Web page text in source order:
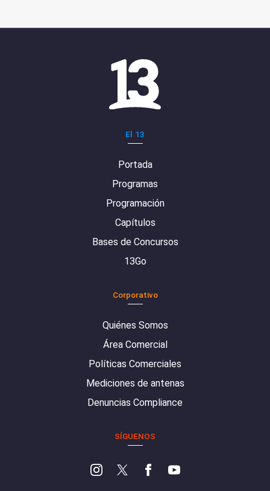
El 13
Portada
Programas
Programación
Capítulos
Bases de Concursos
13Go
Corporativo
Quiénes Somos
Área Comercial
Políticas Comerciales
Mediciones de antenas
Denuncias Compliance
SÍGUENOS